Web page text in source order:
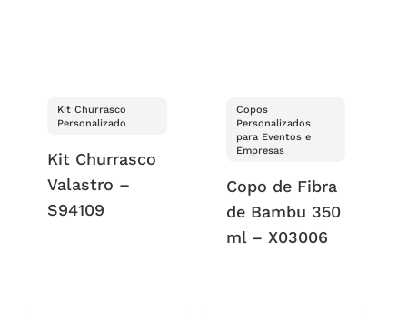
Kit Churrasco
Personalizado
Kit Churrasco
Valastro –
S94109
Copos
Personalizados
para Eventos e
Empresas
Copo de Fibra
de Bambu 350
ml – X03006